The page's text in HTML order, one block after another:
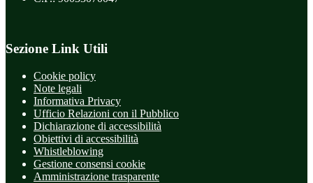
Sezione Link Utili
Cookie policy
Note legali
Informativa Privacy
Ufficio Relazioni con il Pubblico
Dichiarazione di accessibilità
Obiettivi di accessibilità
Whistleblowing
Gestione consensi cookie
Amministrazione trasparente